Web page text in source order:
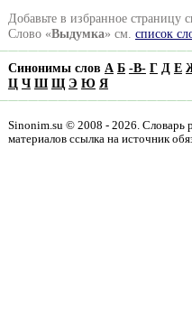
Добавьте в избранное страницу
Слово «Выдумка» см. список
Синонимы слов А Б -В- Г Д Е
Ц Ч Ш Щ Э Ю Я
Sinonim.su © 2008 - 2026. Словарь
материалов ссылка на источник